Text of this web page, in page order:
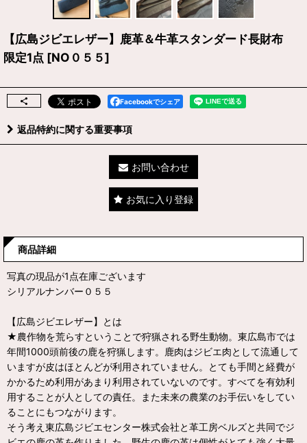
【広島ジビエレザー】鹿革＆牛革スタンダード長財布
限定1点 [NO０５５]
Facebookでシェア
返品特約に関する重要事項
お問い合わせ
お気に入り登録
商品詳細
写真の現品が1点在庫ございます
シリアルナンバー０５５
【広島ジビエレザー】とは
★農作物を荒らすということで狩猟される野生動物。東広島市では
年間1000頭前後の鹿を狩猟します。鹿肉はジビエ肉として流通して
いますが皮はほとんどが利用されていません。とても手間と経費が
かかるため利用があまり利用されていないのです。すべてを有効利
用することが人としての責任。また未来の農業のお手伝いをしてい
ることにもつながります。
そう考え東広島ジビエセンター株式会社と革工房ベルズと共同でジ